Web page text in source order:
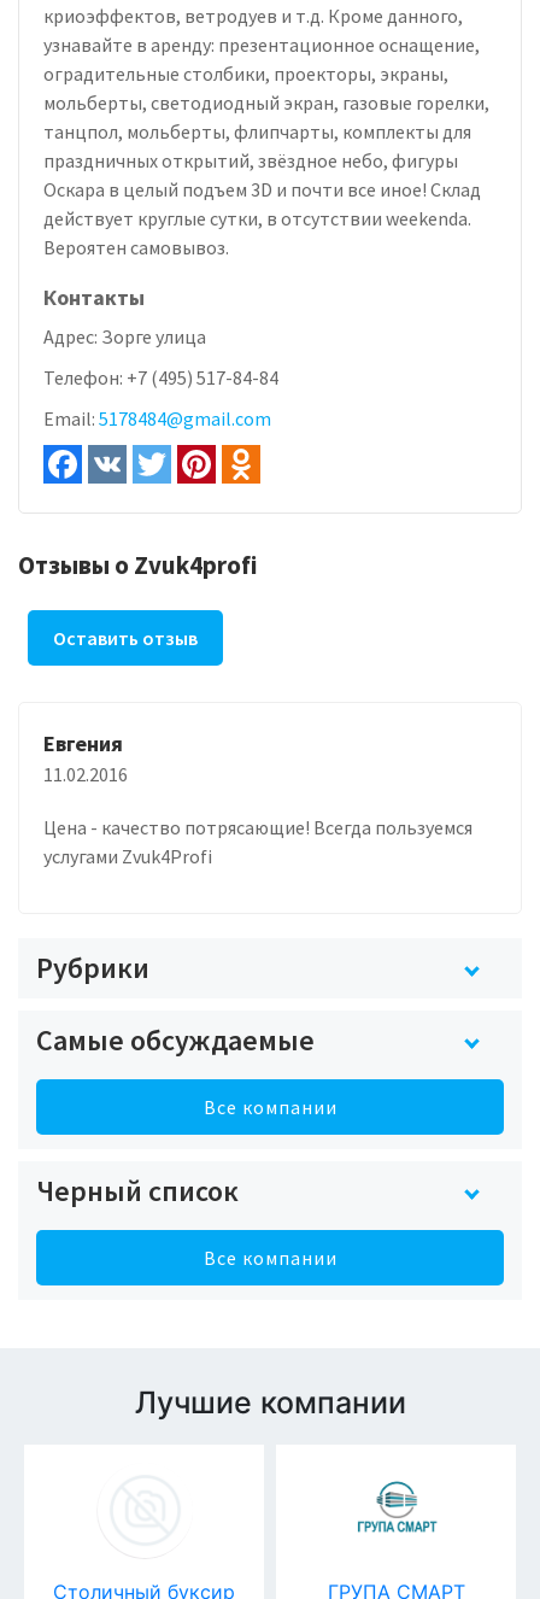
криоэффектов, ветродуев и т.д. Кроме данного,
узнавайте в аренду: презентационное оснащение,
оградительные столбики, проекторы, экраны,
мольберты, светодиодный экран, газовые горелки,
танцпол, мольберты, флипчарты, комплекты для
праздничных открытий, звёздное небо, фигуры
Оскара в целый подъем 3D и почти все иное! Склад
действует круглые сутки, в отсутствии weekendа.
Вероятен самовывоз.
Контакты
Адрес: Зорге улица
Телефон: +7 (495) 517-84-84
Email: 5178484@gmail.com
Отзывы о Zvuk4profi
Оставить отзыв
Евгения
11.02.2016
Цена - качество потрясающие! Всегда пользуемся
услугами Zvuk4Profi
Рубрики
Самые обсуждаемые
Все компании
Черный список
Все компании
Лучшие компании
Столичный буксир ГРУПА СМАРТ